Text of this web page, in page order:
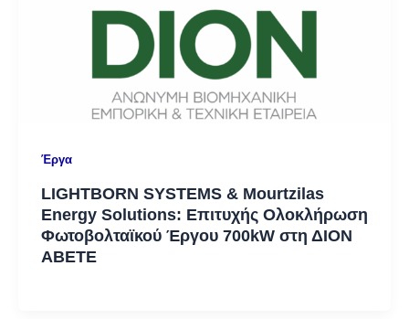
Έργα
LIGHTBORN SYSTEMS & Mourtzilas
Energy Solutions: Επιτυχής Ολοκλήρωση
Φωτοβολταϊκού Έργου 700kW στη ΔΙΟΝ
ΑΒΕΤΕ